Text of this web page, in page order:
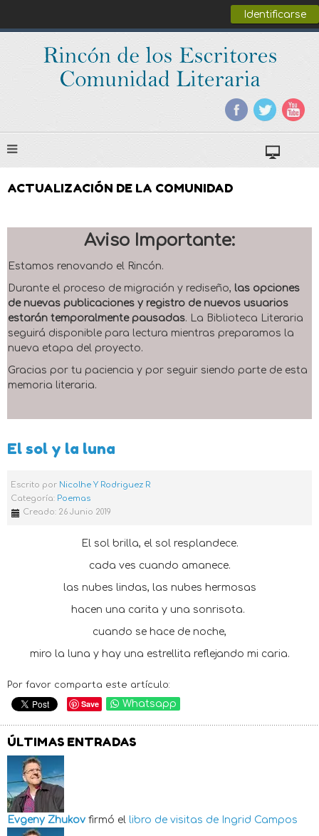
Identificarse
ACTUALIZACIÓN DE LA COMUNIDAD
Aviso Importante:
Estamos renovando el Rincón.
Durante el proceso de migración y rediseño, las opciones
de nuevas publicaciones y registro de nuevos usuarios
estarán temporalmente pausadas. La Biblioteca Literaria
seguirá disponible para lectura mientras preparamos la
nueva etapa del proyecto.
Gracias por tu paciencia y por seguir siendo parte de esta
memoria literaria.
El sol y la luna
Escrito por Nicolhe Y Rodriguez R
Categoría: Poemas
Creado: 26 Junio 2019
El sol brilla, el sol resplandece.
cada ves cuando amanece.
las nubes lindas, las nubes hermosas
hacen una carita y una sonrisota.
cuando se hace de noche,
miro la luna y hay una estrellita reflejando mi caria.
Por favor comparta este artículo:
Save Whatsapp
ÚLTIMAS ENTRADAS
Evgeny Zhukov firmó el libro de visitas de Ingrid Campos